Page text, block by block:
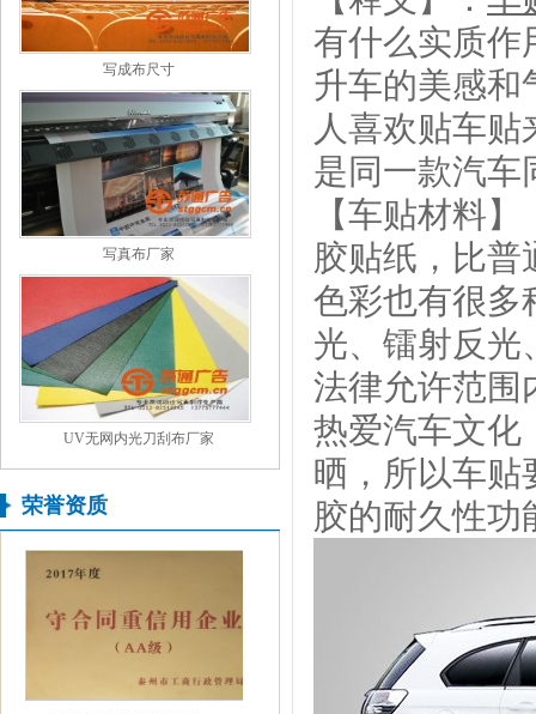
写成布尺寸
写真布厂家
UV无网内光刀刮布厂家
荣誉资质
有什么实质作
升车的美感和
人喜欢贴车
是同一款汽车
【车贴材料
胶贴纸，比
色彩也有很多
光、镭射反光
法律允许范围
热爱汽车文化
晒，所以车贴
胶的耐久性功